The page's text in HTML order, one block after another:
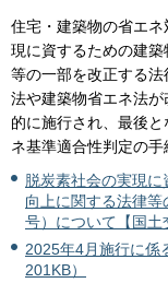
住宅・建築物の省エ
現に資するための建
等の一部を改正する
法や建築物省エネ法
的に施行され、最後
ネ基準適合性判定の手
脱炭素社会の実現
向上に関する法律
号）について【国土
2025年4月施行に係
201KB）